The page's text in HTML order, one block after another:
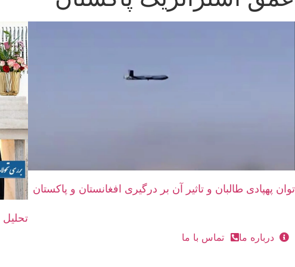
توان پهپادی طالبان و تاثیر آن بر درگیری افغانستان و پاکستان
تحلیل
درباره ما تماس با ما